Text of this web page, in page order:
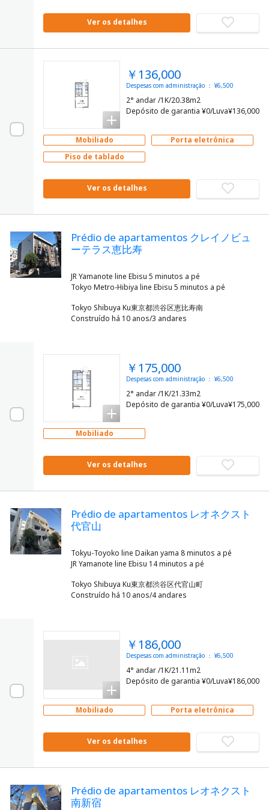
Ver os detalhes
￥136,000
Despesas com administração ： ¥6,500
2° andar /1K/20.38m2
Depósito de garantia ¥0/Luva¥136,000
Mobiliado
Porta eletrônica
Piso de tablado
Ver os detalhes
Prédio de apartamentos クレイノビュ
ーテラス恵比寿
JR Yamanote line Ebisu 5 minutos a pé
Tokyo Shibuya Ku東京都渋谷区恵比寿南
Construído há 10 anos/3 andares
￥175,000
Despesas com administração ： ¥6,500
2° andar /1K/21.33m2
Depósito de garantia ¥0/Luva¥175,000
Mobiliado
Ver os detalhes
Prédio de apartamentos レオネクスト
代官山
Tokyu-Toyoko line Daikan yama 8 minutos a pé
Tokyo Shibuya Ku東京都渋谷区代官山町
Construído há 10 anos/4 andares
￥186,000
Despesas com administração ： ¥6,500
4° andar /1K/21.11m2
Depósito de garantia ¥0/Luva¥186,000
Mobiliado Porta eletrônica
Ver os detalhes
Prédio de apartamentos レオネクスト
南新宿